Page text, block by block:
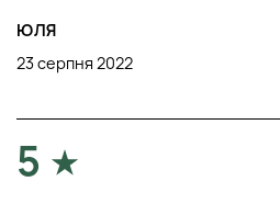
ЮЛЯ
23 серпня 2022
5